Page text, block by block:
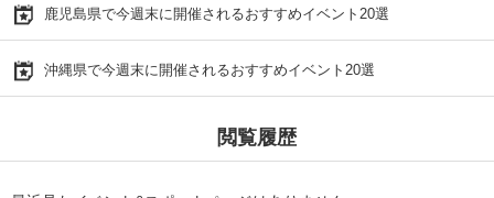
鹿児島県で今週末に開催されるおすすめイベント20選
沖縄県で今週末に開催されるおすすめイベント20選
閲覧履歴